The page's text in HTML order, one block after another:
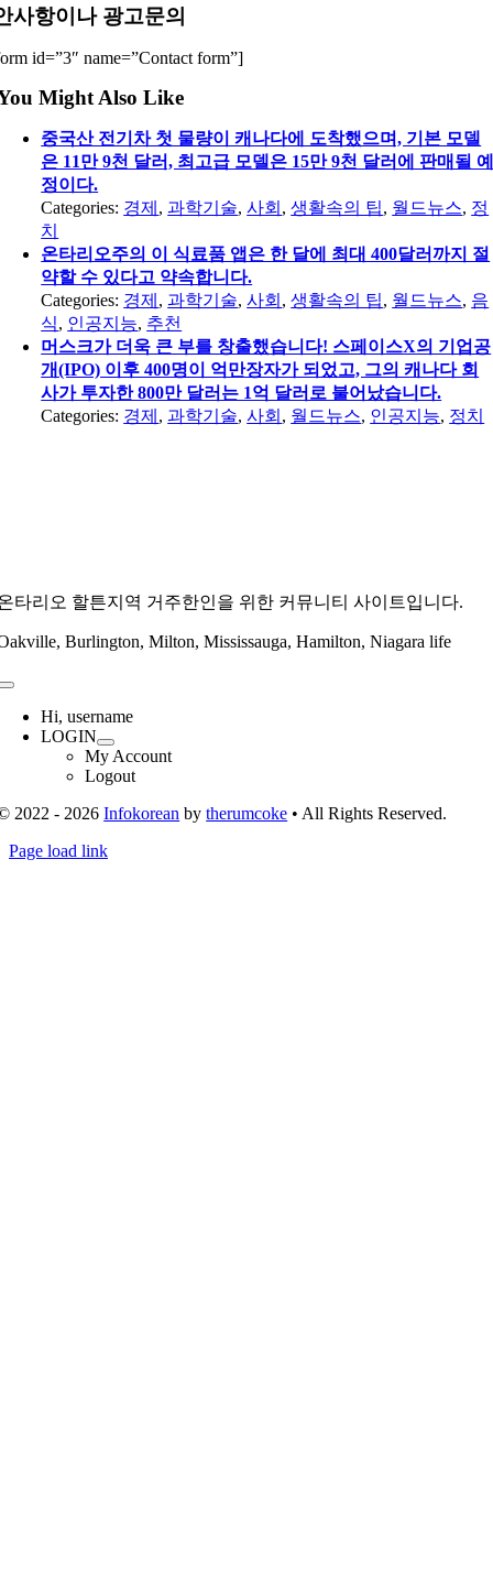
사항이나 광고문의
id=”3″ name=”Contact form”]
Might Also Like
중국산 전기차 첫 물량이 캐나다에 도착했으며, 기본 모델
은 11만 9천 달러, 최고급 모델은 15만 9천 달러에 판매될
정이다.
Categories: 경제 ,과학기술,사회 ,생활속의 팁, 월드뉴스, 정
치
온타리오주의 이 식료품 앱은 한 달에 최대 400달러까지 절
약할 수 있다고 약속합니다.
Categories: 경제 ,과학기술,사회 ,생활속의 팁, 월드뉴스, 음
식, 인공지능, 추천
머스크가 더욱 큰 부를 창출했습니다! 스페이스X의 기업공
개(IPO) 이후 400명이 억만장자가 되었고, 그의 캐나다 회
사가 투자한 800만 달러는 1억 달러로 불어났습니다.
Categories: 경제 ,과학기술,사회 , 월드뉴스, 인공지능, 정치
타리오 할튼지역 거주한인을 위한 커뮤니티 사이트입니다.
Burlington, Milton, Mississauga, Hamilton, Niagara life
Toggle
NavigationHi, username
LOGIN
My Account
Logout
2022 - 2026Infokorean bytherumcoke • All Rights Reserved.
Toggle
Page load link